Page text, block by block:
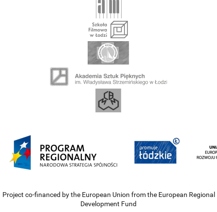
Project co-financed by the European Union from the European Regional
Development Fund